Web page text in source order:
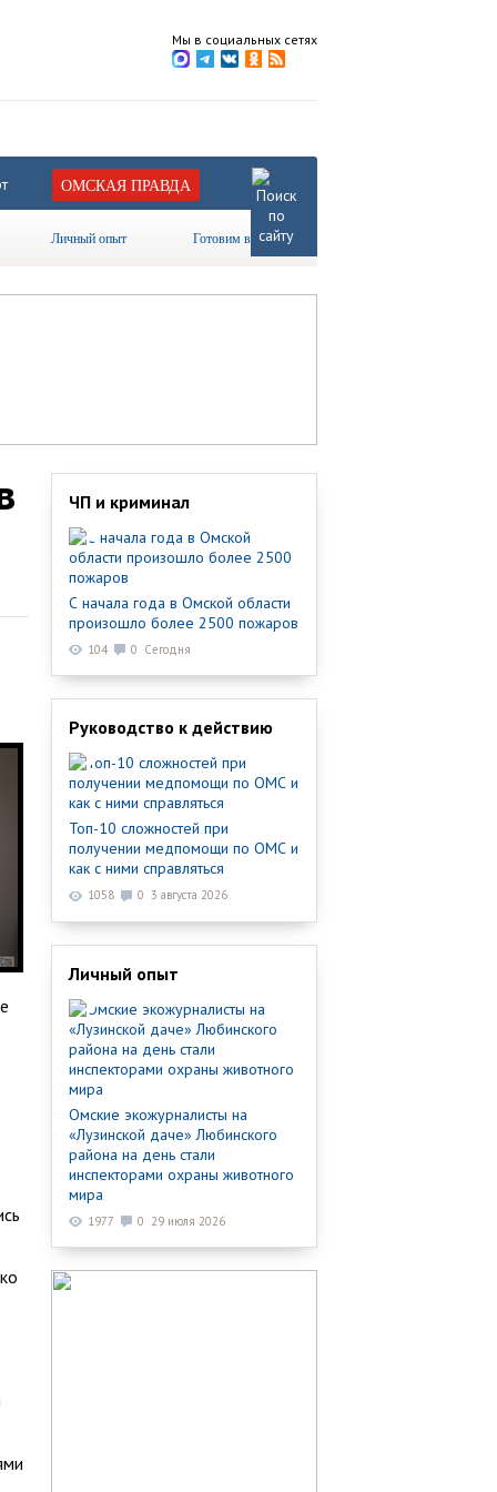
Мы в социальных сетях
ОМСКАЯ ПРАВДА
Личный опыт Готовим вместе
ЧП и криминал
С начала года в Омской области
произошло более 2500 пожаров
104 0 Сегодня
Руководство к действию
Топ-10 сложностей при
получении медпомощи по ОМС и
как с ними справляться
1058 0 3 августа 2026
Личный опыт
Омские экожурналисты на
«Лузинской даче» Любинского
района на день стали
инспекторами охраны животного
мира
1977 0 29 июля 2026